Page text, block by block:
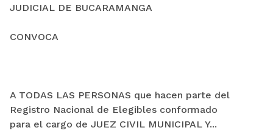
JUDICIAL DE BUCARAMANGA
CONVOCA
A TODAS LAS PERSONAS que hacen parte del
Registro Nacional de Elegibles conformado
para el cargo de JUEZ CIVIL MUNICIPAL Y...